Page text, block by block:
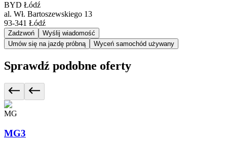
BYD Łódź
al. Wł. Bartoszewskiego 13
93-341 Łódź
Zadzwoń
Wyślij wiadomość
Umów się na jazdę próbną
Wyceń samochód używany
Sprawdź podobne oferty
MG
MG3